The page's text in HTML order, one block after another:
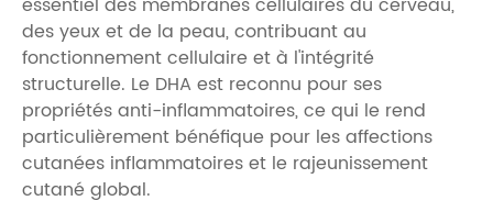
des yeux et de la peau, contribuant au
fonctionnement cellulaire et à l'intégrité
structurelle. Le DHA est reconnu pour ses
propriétés anti-inflammatoires, ce qui le rend
particulièrement bénéfique pour les affections
cutanées inflammatoires et le rajeunissement
cutané global.